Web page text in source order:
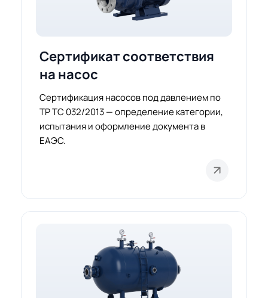
Сертификат соответствия
на насос
Сертификация насосов под давлением по
ТР ТС 032/2013 — определение категории,
испытания и оформление документа в
ЕАЭС.